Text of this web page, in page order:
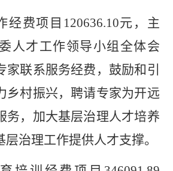
经费项目 120636.10元，主
人才工作领导小组全体会
家联系服务经费，鼓励和引
乡村振兴，聘请专家为开远
务，加大基层治理人才培养
治理工作提供人才支撑。